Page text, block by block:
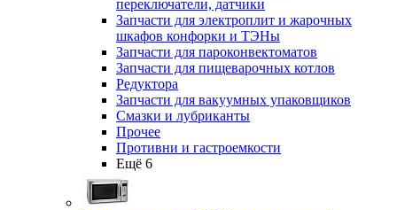
переключатели, датчики
Запчасти для электроплит и жарочных
шкафов конфорки и ТЭНы
Запчасти для пароконвектоматов
Запчасти для пищеварочных котлов
Редуктора
Запчасти для вакуумных упаковщиков
Смазки и лубриканты
Прочее
Противни и гастроемкости
Ещё 6